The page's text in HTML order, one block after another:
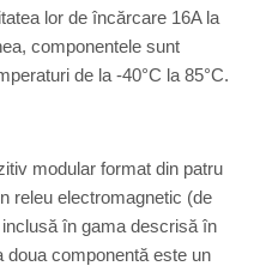
lor de încărcare 16A la
componentele sunt
de la -40°C la 85°C.
modular format din patru
releu electromagnetic (de
în gama descrisă în
doua componentă este un